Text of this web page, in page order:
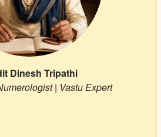
Dinesh Tripathi
| Vastu Expert